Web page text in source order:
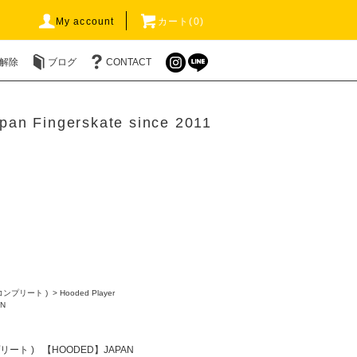
My account カート(0)
除 ブログ CONTACT
Fingerskate since 2011
ンプリート ) > Hooded Player
ート ) 【HOODED】JAPAN